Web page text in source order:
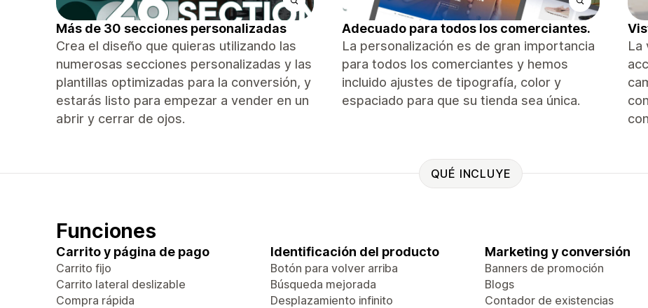
Más de 30 secciones personalizadas
Crea el diseño que quieras utilizando las
numerosas secciones personalizadas y las
plantillas optimizadas para la conversión, y
estarás listo para empezar a vender en un
abrir y cerrar de ojos.
Adecuado para todos los comerciantes.
La personalización es de gran importancia
para todos los comerciantes y hemos
incluido ajustes de tipografía, color y
espaciado para que su tienda sea única.
La
QUÉ INCLUYE
Funciones
Carrito y página de pago
Carrito fijo
Carrito lateral deslizable
Compra rápida
Identificación del producto
Botón para volver arriba
Búsqueda mejorada
Desplazamiento infinito
Marketing y conversión
Banners de promoción
Blogs
Contador de existencias